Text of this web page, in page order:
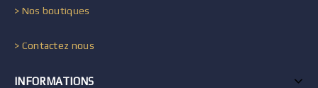
> Nos boutiques
> Contactez nous
INFORMATIONS